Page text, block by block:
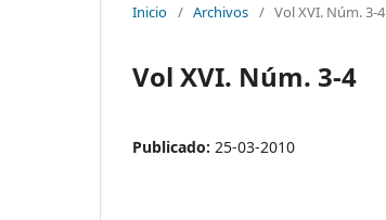
Inicio / Archivos / Vol XVI. Núm. 3-4
Vol XVI. Núm. 3-4
Publicado: 25-03-2010